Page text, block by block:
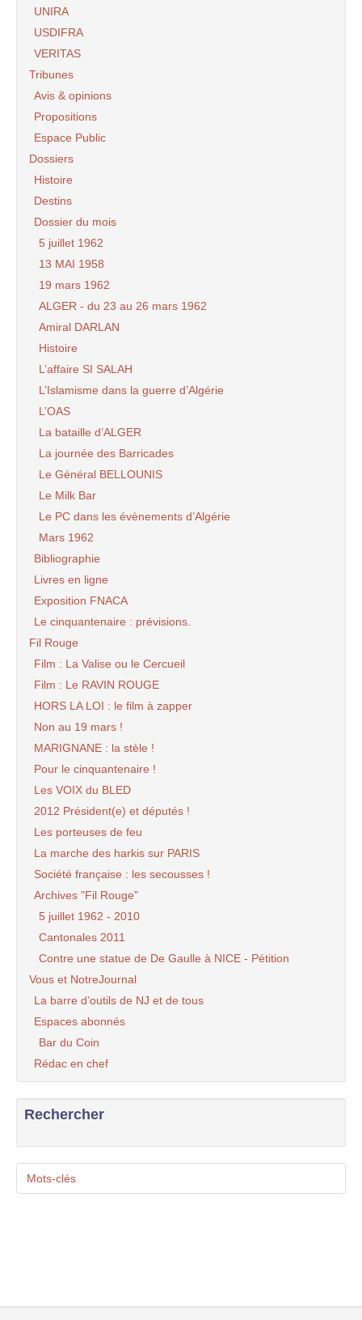
UNIRA
USDIFRA
VERITAS
Tribunes
Avis & opinions
Propositions
Espace Public
Dossiers
Histoire
Destins
Dossier du mois
5 juillet 1962
13 MAI 1958
19 mars 1962
ALGER - du 23 au 26 mars 1962
Amiral DARLAN
Histoire
L’affaire SI SALAH
L’Islamisme dans la guerre d’Algérie
L’OAS
La bataille d’ALGER
La journée des Barricades
Le Général BELLOUNIS
Le Milk Bar
Le PC dans les évènements d’Algérie
Mars 1962
Bibliographie
Livres en ligne
Exposition FNACA
Le cinquantenaire : prévisions.
Fil Rouge
Film : La Valise ou le Cercueil
Film : Le RAVIN ROUGE
HORS LA LOI : le film à zapper
Non au 19 mars !
MARIGNANE : la stèle !
Pour le cinquantenaire !
Les VOIX du BLED
2012 Président(e) et députés !
Les porteuses de feu
La marche des harkis sur PARIS
Société française : les secousses !
Archives "Fil Rouge"
5 juillet 1962 - 2010
Cantonales 2011
Contre une statue de De Gaulle à NICE - Pétition
Vous et NotreJournal
La barre d’outils de NJ et de tous
Espaces abonnés
Bar du Coin
Rédac en chef
Rechercher
Mots-clés